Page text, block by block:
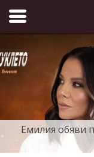
Folk.bg
Емилия обяви